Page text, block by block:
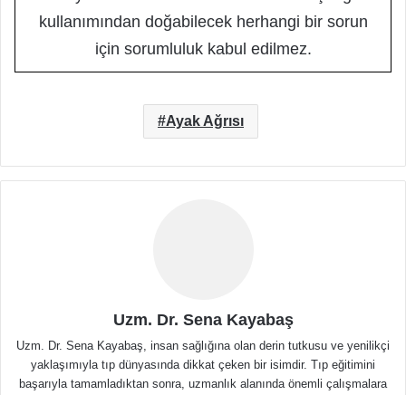
kullanımından doğabilecek herhangi bir sorun
için sorumluluk kabul edilmez.
Ayak Ağrısı
Uzm. Dr. Sena Kayabaş
Uzm. Dr. Sena Kayabaş, insan sağlığına olan derin tutkusu ve yenilikçi
yaklaşımıyla tıp dünyasında dikkat çeken bir isimdir. Tıp eğitimini
başarıyla tamamladıktan sonra, uzmanlık alanında önemli çalışmalara